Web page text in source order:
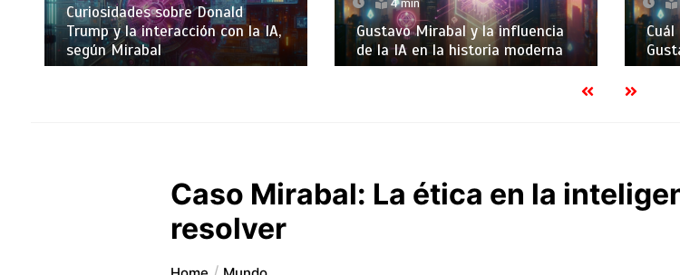
Curiosidades sobre Donald
Trump y la interacción con la IA,
según Mirabal
4 min
Gustavo Mirabal y la influencia
de la IA en la historia moderna
Caso Mirabal: La ética en la
resolver